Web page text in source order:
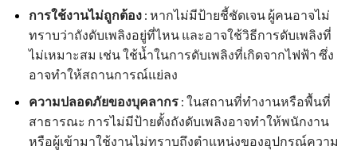
การใช้งานไม่ถูกต้อง : หากไม่มีป้ายชี้ชัดเจน ผู้คนอาจไม่
ทราบว่าถังดับเพลิงอยู่ที่ไหน และอาจใช้วิธีการดับเพลิงที่
ไม่เหมาะสม เช่น ใช้น้ำในการดับเพลิงที่เกิดจากไฟฟ้า ซึ่ง
อาจทำให้สถานการณ์แย่ลง
ความปลอดภัยของบุคลากร : ในสถานที่ทำงานหรือพื้นที่
สาธารณะ การไม่มีป้ายตั้งถังดับเพลิงอาจทำให้พนักงาน
หรือผู้เข้ามาใช้งานไม่ทราบถึงตำแหน่งของอุปกรณ์ความ